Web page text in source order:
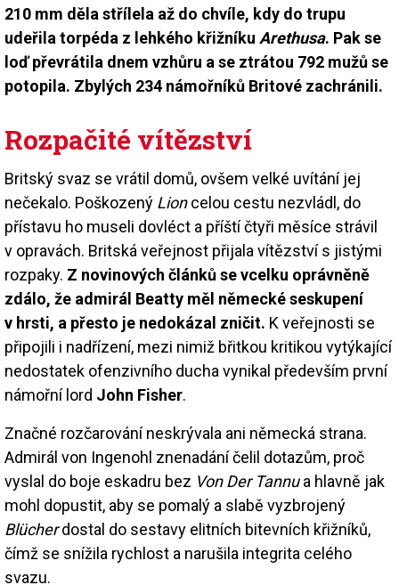
210 mm děla střílela až do chvíle, kdy do trupu
udeřila torpéda z lehkého křižníku Arethusa. Pak se
loď převrátila dnem vzhůru a se ztrátou 792 mužů se
potopila. Zbylých 234 námořníků Britové zachránili.
Rozpačité vítězství
Britský svaz se vrátil domů, ovšem velké uvítání jej
nečekalo. Poškozený Lioncelou cestu nezvládl, do
přístavu ho museli dovléct a příští čtyři měsíce strávil
v opravách. Britská veřejnost přijala vítězství s jistými
rozpaky. Z novinových článků se vcelku oprávněně
zdálo, že admirál Beatty měl německé seskupení
v hrsti, a přesto je nedokázal zničit. K veřejnosti se
připojili i nadřízení, mezi nimiž břitkou kritikou vytýkající
nedostatek ofenzivního ducha vynikal především první
námořní lord John Fisher.
Značné rozčarování neskrývala ani německá strana.
Admirál von Ingenohl znenadání čelil dotazům, proč
vyslal do boje eskadru bez Von Der Tannua hlavně jak
mohl dopustit, aby se pomalý a slabě vyzbrojený
Blücherdostal do sestavy elitních bitevních křižníků,
čímž se snížila rychlost a narušila integrita celého
svazu.